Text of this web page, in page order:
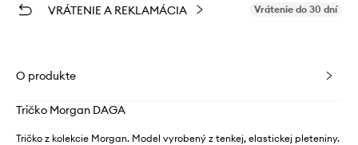
VRÁTENIE A REKLAMÁCIA Vrátenie do 30 dní
O produkte
Tričko Morgan DAGA
Tričko z kolekcie Morgan. Model vyrobený z tenkej, elastickej pleteniny.